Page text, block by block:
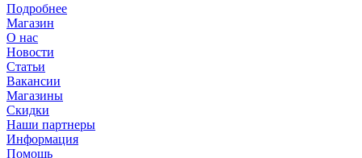
Подробнее
Магазин
О нас
Новости
Статьи
Вакансии
Магазины
Скидки
Наши партнеры
Информация
Помощь